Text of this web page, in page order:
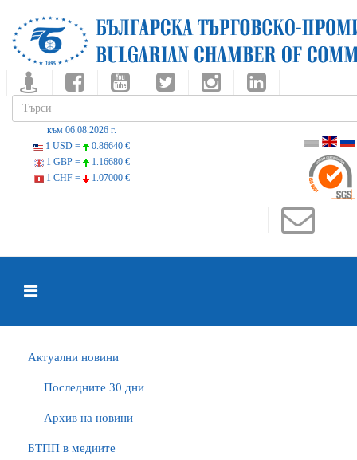
към 06.08.2026 г.
1 USD =
0.86640 €
1 GBP =
1.16680 €
1 CHF =
1.07000 €
Актуални новини
Последните 30 дни
Архив на новини
БTПП в медиите